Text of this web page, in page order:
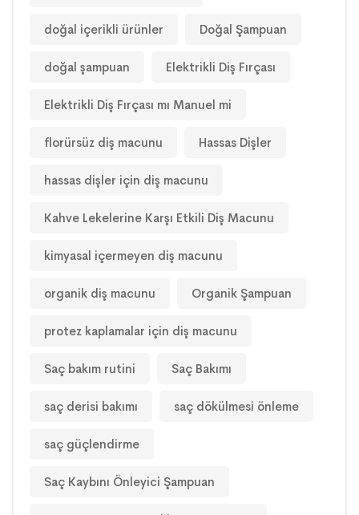
doğal içerikli ürünler Doğal Şampuan
doğal şampuan Elektrikli Diş Fırçası
Elektrikli Diş Fırçası mı Manuel mi
florürsüz diş macunu Hassas Dişler
hassas dişler için diş macunu
Kahve Lekelerine Karşı Etkili Diş Macunu
kimyasal içermeyen diş macunu
organik diş macunu Organik Şampuan
protez kaplamalar için diş macunu
Saç bakım rutini Saç Bakımı
saç derisi bakımı saç dökülmesi önleme
saç güçlendirme
Saç Kaybını Önleyici Şampuan